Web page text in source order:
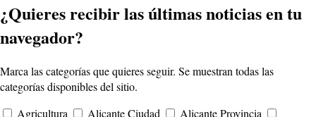
¿Quieres recibir las últimas noticias en tu
navegador?
Marca las categorías que quieres seguir. Se muestran todas las
categorías disponibles del sitio.
Agricultura
Alicante Ciudad
Alicante Provincia